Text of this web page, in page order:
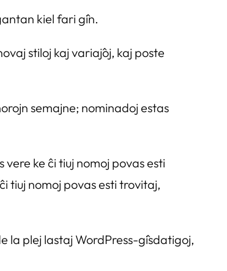
kiel fari ĝin.
stiloj kaj variaĵoj, kaj poste
semajne; nominadoj estas
vere ke ĉi tiuj nomoj povas esti
tiuj nomoj povas esti trovitaj,
la plej lastaj WordPress-ĝisdatigoj,